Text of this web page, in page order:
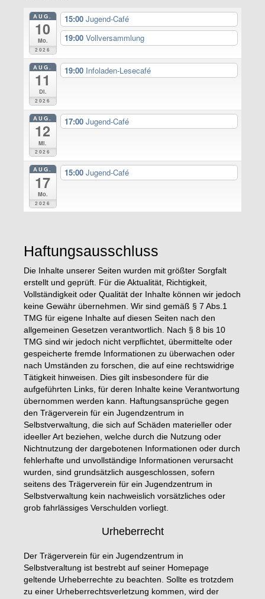
AUG.
10
Mo.
2026
15:00 Jugend-Café
19:00 Vollversammlung
AUG.
11
Di.
2026
19:00 Infoladen-Lesecafé
AUG.
12
Mi.
2026
17:00 Jugend-Café
AUG.
17
Mo.
2026
15:00 Jugend-Café
Haftungsausschluss
Die Inhalte unserer Seiten wurden mit größter Sorgfalt
erstellt und geprüft. Für die Aktualität, Richtigkeit,
Vollständigkeit oder Qualität der Inhalte können wir jedoch
keine Gewähr übernehmen. Wir sind gemäß § 7 Abs.1
TMG für eigene Inhalte auf diesen Seiten nach den
allgemeinen Gesetzen verantwortlich. Nach § 8 bis 10
TMG sind wir jedoch nicht verpflichtet, übermittelte oder
gespeicherte fremde Informationen zu überwachen oder
nach Umständen zu forschen, die auf eine rechtswidrige
Tätigkeit hinweisen. Dies gilt insbesondere für die
aufgeführten Links, für deren Inhalte keine Verantwortung
übernommen werden kann. Haftungsansprüche gegen
den Trägerverein für ein Jugendzentrum in
Selbstverwaltung, die sich auf Schäden materieller oder
ideeller Art beziehen, welche durch die Nutzung oder
Nichtnutzung der dargebotenen Informationen oder durch
fehlerhafte und unvollständige Informationen verursacht
wurden, sind grundsätzlich ausgeschlossen, sofern
seitens des Trägerverein für ein Jugendzentrum in
Selbstverwaltung kein nachweislich vorsätzliches oder
grob fahrlässiges Verschulden vorliegt.
Urheberrecht
Der Trägerverein für ein Jugendzentrum in
Selbstveraltung ist bestrebt auf seiner Homepage
geltende Urheberrechte zu beachten. Sollte es trotzdem
zu einer Urheberrechtsverletzung kommen, wird der